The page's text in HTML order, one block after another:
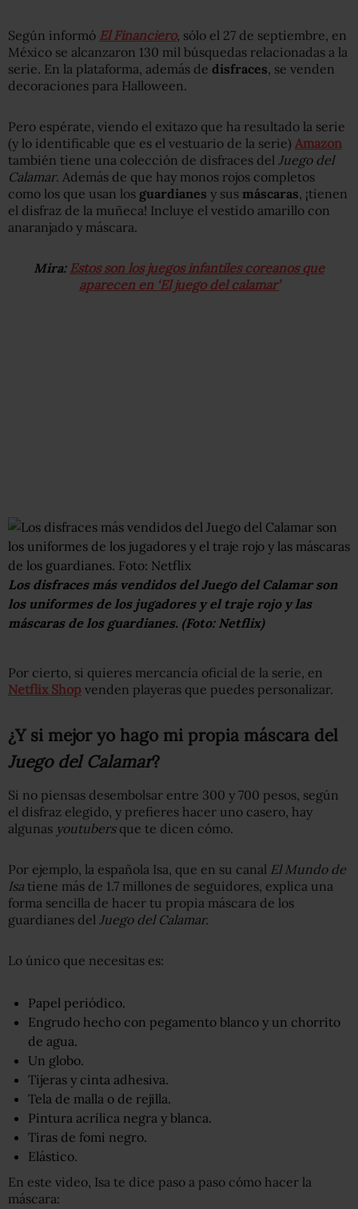
Según informó El Financiero, sólo el 27 de septiembre, en
México se alcanzaron 130 mil búsquedas relacionadas a la
serie. En la plataforma, además de disfraces , se venden
decoraciones para Halloween.
Pero espérate, viendo el exitazo que ha resultado la serie
(y lo identificable que es el vestuario de la serie) Amazon
también tiene una colección de disfraces del Juego del
Calamar. Además de que hay monos rojos completos
como los que usan los guardianes y sus máscaras , ¡tienen
el disfraz de la muñeca! Incluye el vestido amarillo con
anaranjado y máscara.
Mira: Estos son los juegos infantiles coreanos que
aparecen en ‘El juego del calamar’
Los disfraces más vendidos del Juego del Calamar son
los uniformes de los jugadores y el traje rojo y las
máscaras de los guardianes. (Foto: Netflix)
Por cierto, si quieres mercancía oficial de la serie, en
Netflix Shop venden playeras que puedes personalizar.
¿Y si mejor yo hago mi propia máscara del
Juego del Calamar?
Si no piensas desembolsar entre 300 y 700 pesos, según
el disfraz elegido, y prefieres hacer uno casero, hay
algunas youtubersque te dicen cómo.
Por ejemplo, la española Isa, que en su canal El Mundo de
Isa tiene más de 1.7 millones de seguidores, explica una
forma sencilla de hacer tu propia máscara de los
guardianes del Juego del Calamar.
Lo único que necesitas es:
Papel periódico.
Engrudo hecho con pegamento blanco y un chorrito
de agua.
Un globo.
Tijeras y cinta adhesiva.
Tela de malla o de rejilla.
Pintura acrílica negra y blanca.
Tiras de fomi negro.
Elástico.
En este video, Isa te dice paso a paso cómo hacer la
máscara: